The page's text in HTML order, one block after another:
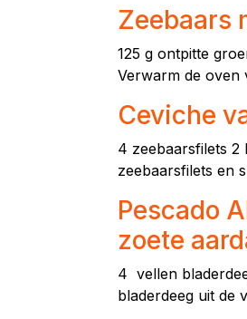
Zeebaars
125 g ontpitte
Verwarm de oven
Ceviche
4 zeebaarsfilets 2
zeebaarsfilets en
Pescado
zoete
4 vellen
bladerdeeg uit de